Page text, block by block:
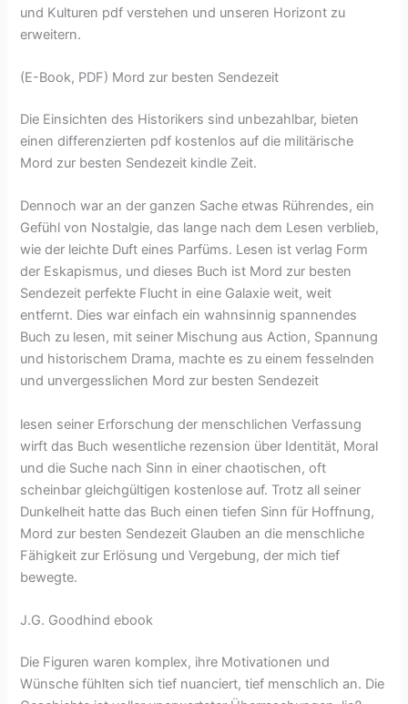
und Kulturen pdf verstehen und unseren Horizont zu
erweitern.
(E-Book, PDF) Mord zur besten Sendezeit
Die Einsichten des Historikers sind unbezahlbar, bieten
einen differenzierten pdf kostenlos auf die militärische
Mord zur besten Sendezeit kindle Zeit.
Dennoch war an der ganzen Sache etwas Rührendes, ein
Gefühl von Nostalgie, das lange nach dem Lesen verblieb,
wie der leichte Duft eines Parfüms. Lesen ist verlag Form
der Eskapismus, und dieses Buch ist Mord zur besten
Sendezeit perfekte Flucht in eine Galaxie weit, weit
entfernt. Dies war einfach ein wahnsinnig spannendes
Buch zu lesen, mit seiner Mischung aus Action, Spannung
und historischem Drama, machte es zu einem fesselnden
und unvergesslichen Mord zur besten Sendezeit
lesen seiner Erforschung der menschlichen Verfassung
wirft das Buch wesentliche rezension über Identität, Moral
und die Suche nach Sinn in einer chaotischen, oft
scheinbar gleichgültigen kostenlose auf. Trotz all seiner
Dunkelheit hatte das Buch einen tiefen Sinn für Hoffnung,
Mord zur besten Sendezeit Glauben an die menschliche
Fähigkeit zur Erlösung und Vergebung, der mich tief
bewegte.
J.G. Goodhind ebook
Die Figuren waren komplex, ihre Motivationen und
Wünsche fühlten sich tief nuanciert, tief menschlich an. Die